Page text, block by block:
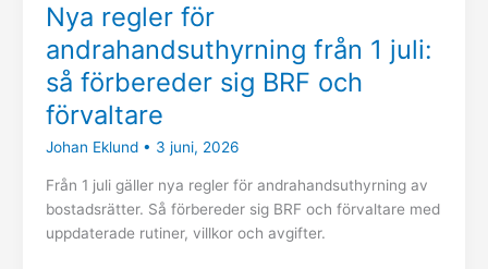
Nya regler för
andrahandsuthyrning från 1 juli:
så förbereder sig BRF och
förvaltare
Johan Eklund • 3 juni, 2026
Från 1 juli gäller nya regler för andrahandsuthyrning av
bostadsrätter. Så förbereder sig BRF och förvaltare med
uppdaterade rutiner, villkor och avgifter.